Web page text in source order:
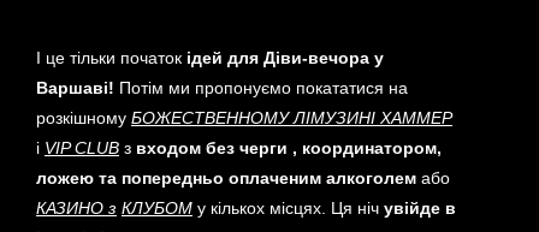
І це тільки початок ідей для Діви-вечора у
Варшаві! Потім ми пропонуємо покататися на
розкішному БОЖЕСТВЕННОМУ ЛІМУЗИНІ ХАММЕР
i VIP CLUB з входом без черги , координатором,
ложею та попередньо оплаченим алкоголемабо
КАЗИНОз КЛУБОМу кількох місцях. Ця ніч увійде в